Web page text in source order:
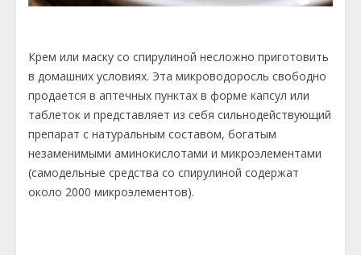
Крем или маску со спирулиной несложно приготовить
в домашних условиях. Эта микроводоросль свободно
продается в аптечных пунктах в форме капсул или
таблеток и представляет из себя сильнодействующий
препарат с натуральным составом, богатым
незаменимыми аминокислотами и микроэлементами
(самодельные средства со спирулиной содержат
около 2000 микроэлементов).